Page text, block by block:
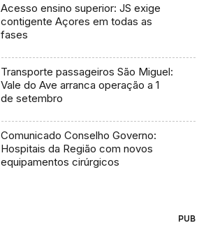
Acesso ensino superior: JS exige
contigente Açores em todas as
fases
Transporte passageiros São Miguel:
Vale do Ave arranca operação a 1
de setembro
Comunicado Conselho Governo:
Hospitais da Região com novos
equipamentos cirúrgicos
PUB